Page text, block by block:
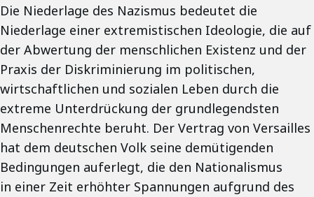
Die Niederlage des Nazismus bedeutet die
Niederlage einer extremistischen Ideologie, die auf
der Abwertung der menschlichen Existenz und der
Praxis der Diskriminierung im politischen,
wirtschaftlichen und sozialen Leben durch die
extreme Unterdrückung der grundlegendsten
Menschenrechte beruht. Der Vertrag von Versailles
hat dem deutschen Volk seine demütigenden
Bedingungen auferlegt, die den Nationalismus
in einer Zeit erhöhter Spannungen aufgrund des